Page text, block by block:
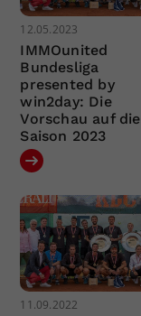
12.05.2023
IMMOunited
Bundesliga
presented by
win2day: Die
Vorschau auf die
Saison 2023
11.09.2022